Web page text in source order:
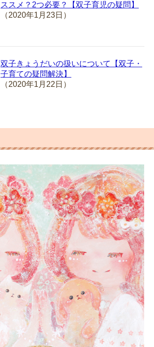
ススメ？2つ必要？【双子育児の疑問】
（2020年1月23日）
双子きょうだいの扱いについて【双子・
子育ての疑問解決】
（2020年1月22日）